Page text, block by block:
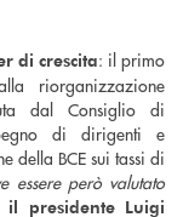
di crescita: il primo
riorganizzazione
dal Consiglio di
di dirigenti e
della BCE sui tassi di
essere però valutato
il presidente Luigi